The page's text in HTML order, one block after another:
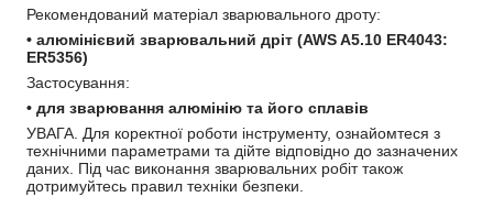
Рекомендований матеріал зварювального дроту:
• алюмінієвий зварювальний дріт (AWS A5.10 ER4043:
ER5356)
Застосування:
• для зварювання алюмінію та його сплавів
УВАГА. Для коректної роботи інструменту, ознайомтеся з
технічними параметрами та дійте відповідно до зазначених
даних. Під час виконання зварювальних робіт також
дотримуйтесь правил техніки безпеки.